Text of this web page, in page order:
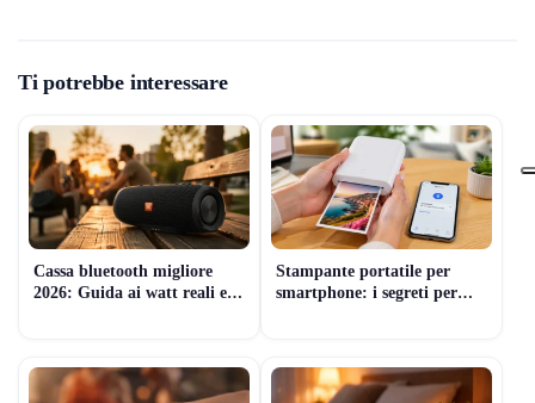
Ti potrebbe interessare
Cassa bluetooth migliore
2026: Guida ai watt reali e
Stampante portatile per
smartphone: i segreti per